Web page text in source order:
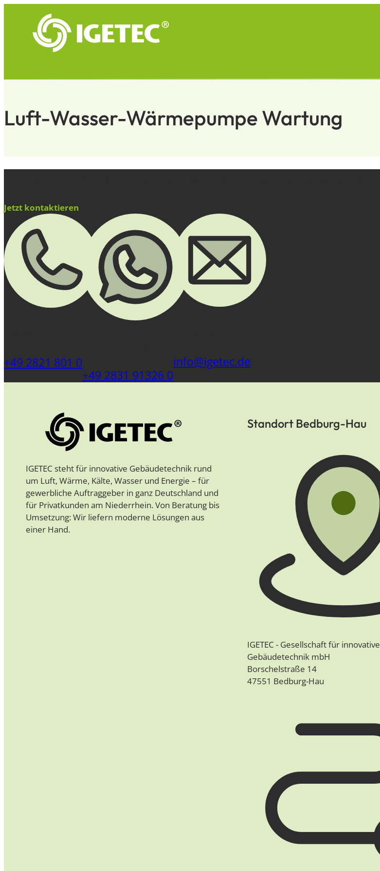
Luft-Wasser-Wärmepumpe Wartung
Jetzt kontaktieren
+49 2821 801 0
+49 2831 91326 0
info@igetec.de
IGETEC steht für innovative Gebäudetechnik rund
um Luft, Wärme, Kälte, Wasser und Energie – für
gewerbliche Auftraggeber in ganz Deutschland und
für Privatkunden am Niederrhein. Von Beratung bis
Umsetzung: Wir liefern moderne Lösungen aus
einer Hand.
Standort Bedburg-Hau
IGETEC - Gesellschaft für innovative
Gebäudetechnik mbH
Borschelstraße 14
47551 Bedburg-Hau